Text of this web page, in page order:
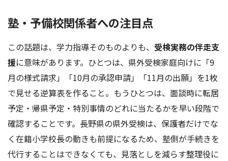
塾・予備校関係者への注目点
この話題は、学力指導そのものよりも、 受検実務の伴走支
援に意味があります。ひとつは、県外受検家庭向けに「9
月の様式請求」「10月の承認申請」「11月の出願」を1枚
で見せる逆算表を作ること。もうひとつは、面談時に転居
予定・帰県予定・特別事情のどれに当たるかを早い段階で
確認することです。長野県の県外受検は、保護者だけでな
く在籍小学校長の動きも前提になるため、塾側が手続きを
代行することはできなくても、見落としを減らす整理役に